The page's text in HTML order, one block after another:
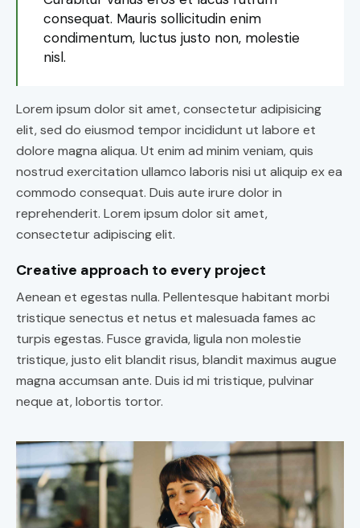
consequat. Mauris sollicitudin enim
condimentum, luctus justo non, molestie
nisl.
Lorem ipsum dolor sit amet, consectetur adipisicing
elit, sed do eiusmod tempor incididunt ut labore et
dolore magna aliqua. Ut enim ad minim veniam, quis
nostrud exercitation ullamco laboris nisi ut aliquip ex ea
commodo consequat. Duis aute irure dolor in
reprehenderit. Lorem ipsum dolor sit amet,
consectetur adipiscing elit.
Creative approach to every project
Aenean et egestas nulla. Pellentesque habitant morbi
tristique senectus et netus et malesuada fames ac
turpis egestas. Fusce gravida, ligula non molestie
tristique, justo elit blandit risus, blandit maximus augue
magna accumsan ante. Duis id mi tristique, pulvinar
neque at, lobortis tortor.